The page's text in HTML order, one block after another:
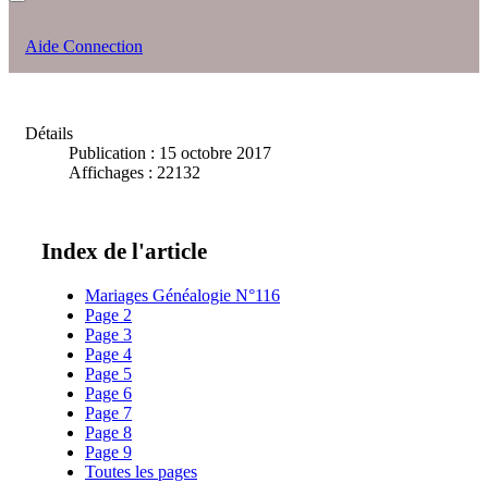
Aide Connection
Détails
Publication : 15 octobre 2017
Affichages : 22132
Index de l'article
Mariages Généalogie N°116
Page 2
Page 3
Page 4
Page 5
Page 6
Page 7
Page 8
Page 9
Toutes les pages